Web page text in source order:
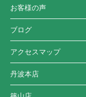
お客様の声
ブログ
アクセスマップ
丹波本店